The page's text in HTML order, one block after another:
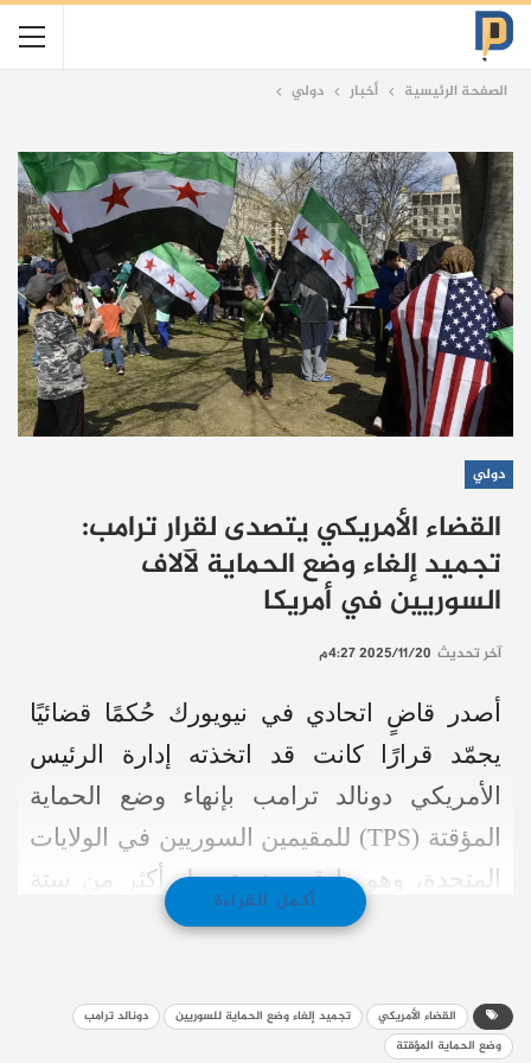
الصفحة الرئيسية أخبار دولي
دولي
القضاء الأمريكي يتصدى لقرار ترامب:
تجميد إلغاء وضع الحماية لآلاف
السوريين في أمريكا
آخر تحديث 2025/11/20 4:27م
أصدر قاضٍ اتحادي في نيويورك حُكمًا قضائيًا
يجمّد قرارًا كانت قد اتخذته إدارة الرئيس
الأمريكي دونالد ترامب بإنهاء وضع الحماية
المؤقتة (TPS) للمقيمين السوريين في الولايات
المتحدة، وهو ما قد يمنع ترحيل أكثر من ستة
آلاف مواطن سوري وفقاً لوكالة “رويترز.”
تفاصيل الحكم القضائي
القاضية والحكم: أصدرت قاضية المحكمة
أكمل القراءة
القضاء الأمريكي تجميد إلغاء وضع الحماية للسوريين
دونالد ترامب
وضع الحماية المؤقتة